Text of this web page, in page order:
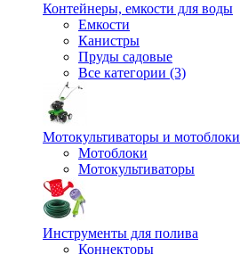
Контейнеры, емкости для воды
Емкости
Канистры
Пруды садовые
Все категории (3)
Мотокультиваторы и мотоблоки
Мотоблоки
Мотокультиваторы
Инструменты для полива
Коннекторы